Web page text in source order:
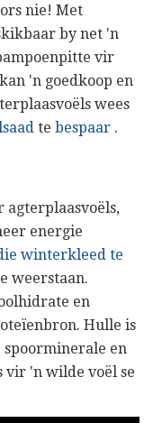
nie! Met
by net 'n
vir
'n goedkoop en
wees
te bespaar .
agterplaasvoëls,
energie
winterkleed te
weerstaan.
en
Hulle is
spoorminerale en
vir 'n wilde voël se